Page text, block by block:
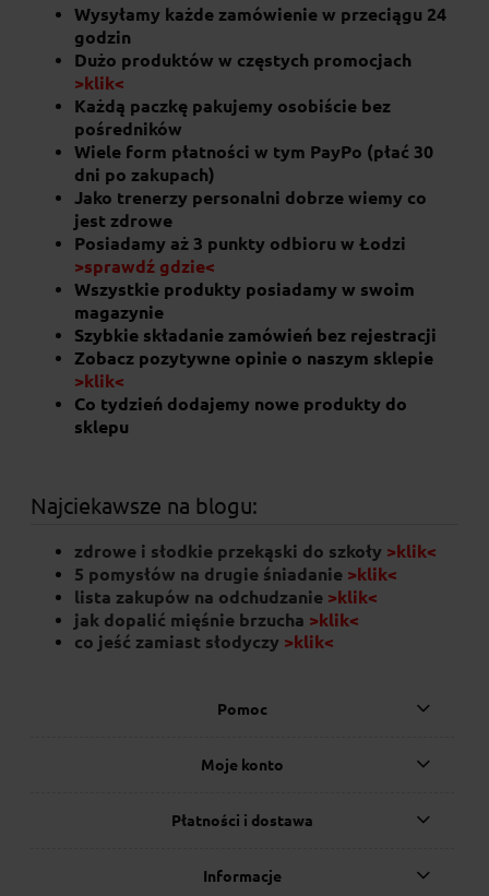
139,00 zł
Wysyłamy każde zamówienie w przeciągu 24
godzin
Dużo produktów w częstych promocjach
>klik<
Każdą paczkę pakujemy osobiście bez
pośredników
Wiele form płatności w tym PayPo (płać 30
dni po zakupach)
Jako trenerzy personalni dobrze wiemy co
jest zdrowe
Posiadamy aż 3 punkty odbioru w Łodzi
>sprawdź gdzie<
Wszystkie produkty posiadamy w swoim
magazynie
Szybkie składanie zamówień bez rejestracji
Zobacz pozytywne opinie o naszym sklepie
>klik<
Co tydzień dodajemy nowe produkty do
sklepu
Najciekawsze na blogu:
zdrowe i słodkie przekąski do szkoły >klik<
5 pomysłów na drugie śniadanie >klik<
lista zakupów na odchudzanie >klik<
jak dopalić mięśnie brzucha >klik<
co jeść zamiast słodyczy >klik<
Pomoc
Moje konto
Płatności i dostawa
Informacje